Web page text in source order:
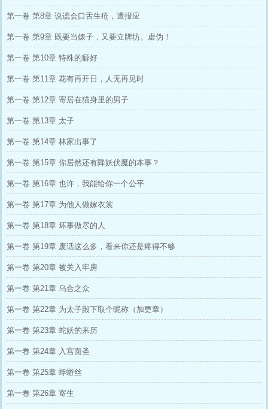
第一卷 第8章 说谎会口舌生疮，遭报应
第一卷 第9章 既要当婊子，又要立牌坊。虚伪！
第一卷 第10章 特殊的癖好
第一卷 第11章 花有再开日，人无再见时
第一卷 第12章 寄居在猫身里的男子
第一卷 第13章 太子
第一卷 第14章 林家出事了
第一卷 第15章 你居然还有降妖伏魔的本事？
第一卷 第16章 也许，我能给你一个公平
第一卷 第17章 为他人做嫁衣裳
第一卷 第18章 坏事做尽的人
第一卷 第19章 废话这么多，看来你还是疼得不够
第一卷 第20章 被关入牢房
第一卷 第21章 乌合之众
第一卷 第22章 为太子殿下取个昵称（加更章）
第一卷 第23章 蛇妖的来历
第一卷 第24章 入宫面圣
第一卷 第25章 蜉蝣丝
第一卷 第26章 寄生